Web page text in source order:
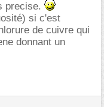
precise.
si c'est
de cuivre qui
donnant un